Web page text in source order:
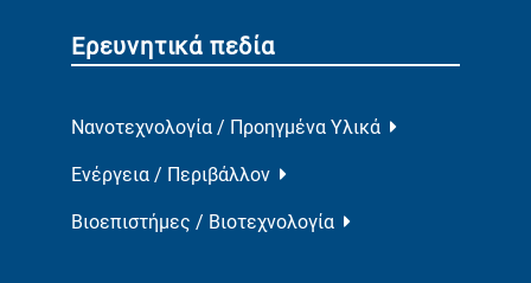
Ερευνητικά πεδία
Νανοτεχνολογία / Προηγμένα Υλικά
Ενέργεια / Περιβάλλον
Βιοεπιστήμες / Βιοτεχνολογία